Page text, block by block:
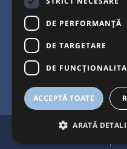
© Bileteria 2004-2026 |
DE PERFORMANȚĂ
DE TARGETARE
DE
ACCEPTĂ TOATE
ARATĂ